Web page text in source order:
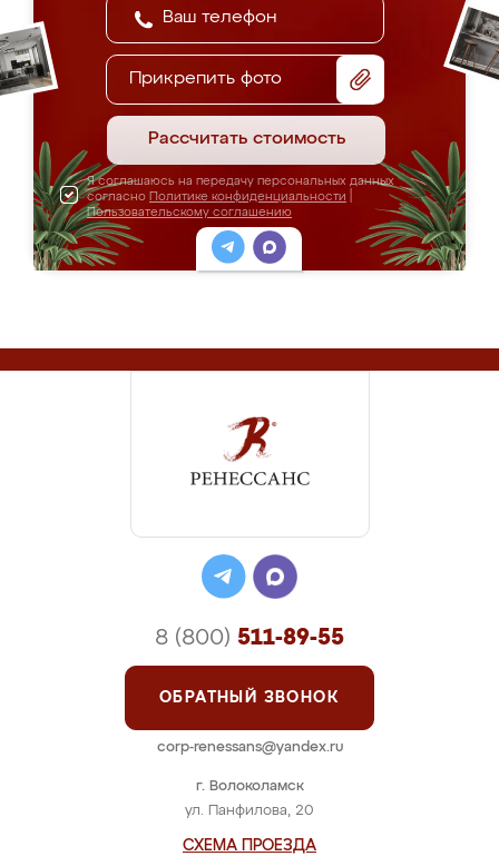
Прикрепить фото
Рассчитать стоимость
Я соглашаюсь на передачу персональных данных
согласно Политике конфиденциальности
Пользовательскому соглашению
г. Волоколамск
ул. Панфилова, 20
СХЕМА ПРОЕЗДА
8 (800) 511-89-55
ОБРАТНЫЙ ЗВОНОК
corp-renessans@yandex.ru